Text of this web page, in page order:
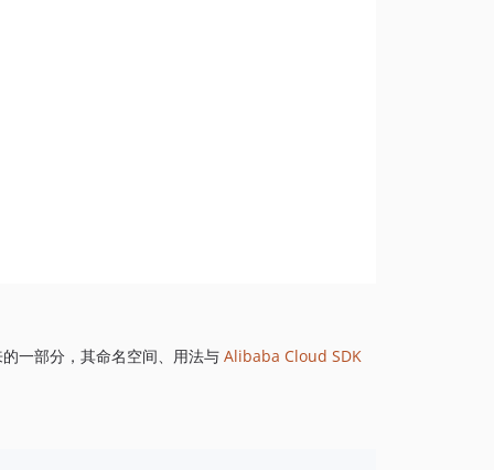
1.8.828
一部分，其命名空间、用法与 Alibaba Cloud SDK